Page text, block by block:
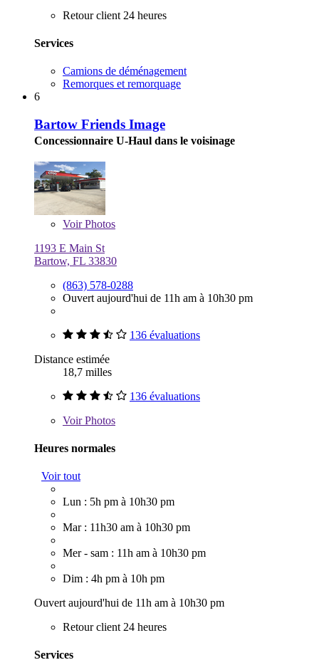
Retour client 24 heures
Services
Camions de déménagement
Remorques et remorquage
6
Bartow Friends Image
Concessionnaire U-Haul dans le voisinage
VoirPhotos
1193 E Main St
Bartow, FL 33830
(863) 578-0288
Ouvert aujourd'hui de 11h am à 10h30 pm
136 évaluations
Distance estimée
18,7 milles
136 évaluations
VoirPhotos
Heures normales
Voir tout
Lun : 5h pm à 10h30 pm
Mar : 11h30 am à 10h30 pm
Mer - sam : 11h am à 10h30 pm
Dim : 4h pm à 10h pm
Ouvert aujourd'hui de 11h am à 10h30 pm
Retour client 24 heures
Services